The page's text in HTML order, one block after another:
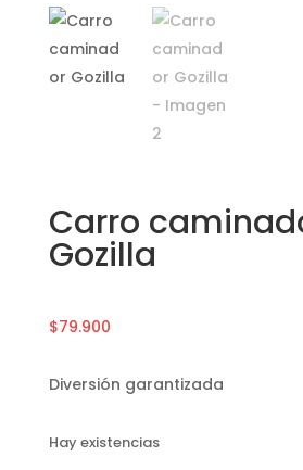
Carro
Gozilla
$79.900
Diversión garantizada
Hay existencias